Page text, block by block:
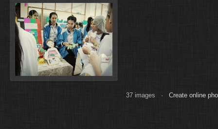
37 images ·Create online